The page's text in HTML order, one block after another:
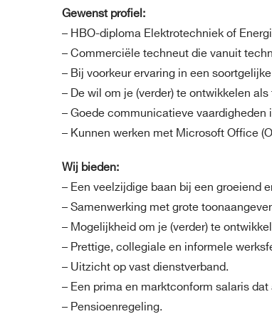
Gewenst profiel:
– HBO-diploma Elektrotechniek of
– Commerciële techneut die vanuit
– Bij voorkeur ervaring in een
– De wil om je (verder) te ontwikkelen
– Goede communicatieve vaardigheden
– Kunnen werken met Microsoft Office
Wij bieden:
– Een veelzijdige baan bij een groeiend
– Samenwerking met grote
– Mogelijkheid om je (verder) te
– Prettige, collegiale en informele
– Uitzicht op vast dienstverband.
– Een prima en marktconform salaris
– Pensioenregeling.